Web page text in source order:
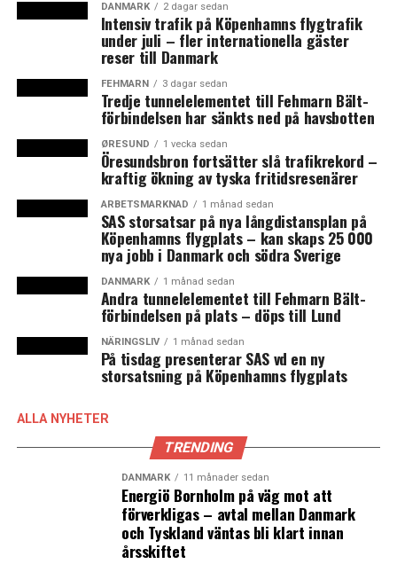
DANMARK 2 dagar sedan
Intensiv trafik på Köpenhamns flygtrafik
under juli – fler internationella gäster
reser till Danmark
FEHMARN 3 dagar sedan
Tredje tunnelelementet till Fehmarn Bält-
förbindelsen har sänkts ned på havsbotten
ØRESUND 1 vecka sedan
Öresundsbron fortsätter slå trafikrekord –
kraftig ökning av tyska fritidsresenärer
ARBETSMARKNAD 1 månad sedan
SAS storsatsar på nya långdistansplan på
Köpenhamns flygplats – kan skaps 25 000
nya jobb i Danmark och södra Sverige
DANMARK 1 månad sedan
Andra tunnelelementet till Fehmarn Bält-
förbindelsen på plats – döps till Lund
NÄRINGSLIV 1 månad sedan
På tisdag presenterar SAS vd en ny
storsatsning på Köpenhamns flygplats
ALLA NYHETER
TRENDING
DANMARK 11 månader sedan
Energiö Bornholm på väg mot att
förverkligas – avtal mellan Danmark
och Tyskland väntas bli klart innan
årsskiftet